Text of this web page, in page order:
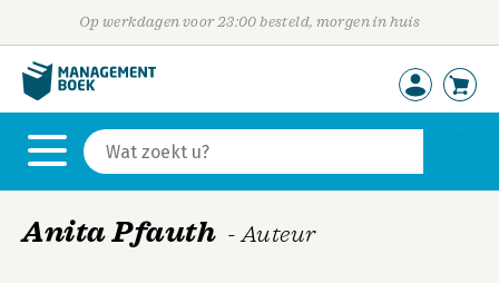
Op werkdagen voor 23:00 besteld, morgen in huis
Anita Pfauth - Auteur